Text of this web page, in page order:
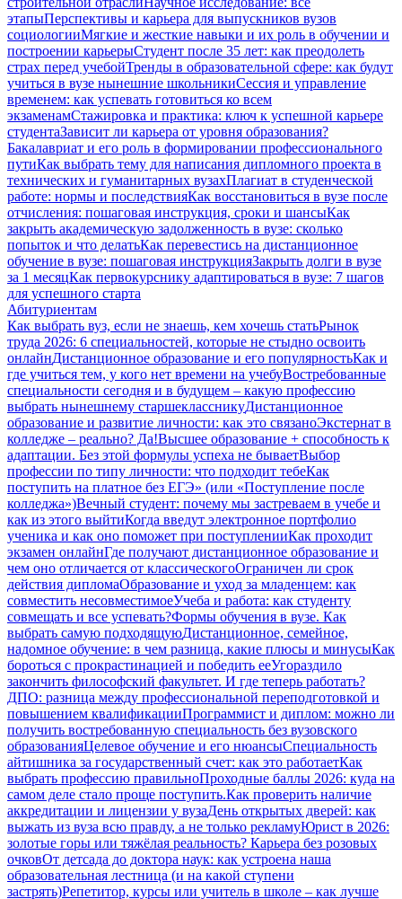
этапыПерспективы и карьера для выпускников вузов
социологииМягкие и жесткие навыки и их роль в обучении и
построении карьерыСтудент после 35 лет: как преодолеть
страх перед учебойТренды в образовательной сфере: как будут
учиться в вузе нынешние школьникиСессия и управление
временем: как успевать готовиться ко всем
экзаменамСтажировка и практика: ключ к успешной карьере
студентаЗависит ли карьера от уровня образования?
Бакалавриат и его роль в формировании профессионального
путиКак выбрать тему для написания дипломного проекта в
технических и гуманитарных вузахПлагиат в студенческой
работе: нормы и последствияКак восстановиться в вузе после
отчисления: пошаговая инструкция, сроки и шансыКак
закрыть академическую задолженность в вузе: сколько
попыток и что делатьКак перевестись на дистанционное
обучение в вузе: пошаговая инструкцияЗакрыть долги в вузе
за 1 месяцКак первокурснику адаптироваться в вузе: 7 шагов
для успешного старта
Абитуриентам
Как выбрать вуз, если не знаешь, кем хочешь статьРынок
труда 2026: 6 специальностей, которые не стыдно освоить
онлайнДистанционное образование и его популярностьКак и
где учиться тем, у кого нет времени на учебуВостребованные
специальности сегодня и в будущем – какую профессию
выбрать нынешнему старшеклассникуДистанционное
образование и развитие личности: как это связаноЭкстернат в
колледже – реально? Да!Высшее образование + способность к
адаптации. Без этой формулы успеха не бываетВыбор
профессии по типу личности: что подходит тебеКак
поступить на платное без ЕГЭ» (или «Поступление после
колледжа»)Вечный студент: почему мы застреваем в учебе и
как из этого выйтиКогда введут электронное портфолио
ученика и как оно поможет при поступленииКак проходит
экзамен онлайнГде получают дистанционное образование и
чем оно отличается от классическогоОграничен ли срок
действия дипломаОбразование и уход за младенцем: как
совместить несовместимоеУчеба и работа: как студенту
совмещать и все успевать?Формы обучения в вузе. Как
выбрать самую подходящуюДистанционное, семейное,
надомное обучение: в чем разница, какие плюсы и минусыКак
бороться с прокрастинацией и победить ееУгораздило
закончить философский факультет. И где теперь работать?
ДПО: разница между профессиональной переподготовкой и
повышением квалификацииПрограммист и диплом: можно ли
получить востребованную специальность без вузовского
образованияЦелевое обучение и его нюансыСпециальность
айтишника за государственный счет: как это работаетКак
выбрать профессию правильноПроходные баллы 2026: куда на
самом деле стало проще поступить.Как проверить наличие
аккредитации и лицензии у вузаДень открытых дверей: как
выжать из вуза всю правду, а не только рекламуЮрист в 2026:
золотые горы или тяжёлая реальность? Карьера без розовых
очковОт детсада до доктора наук: как устроена наша
образовательная лестница (и на какой ступени
застрять)Репетитор, курсы или учитель в школе – как лучше